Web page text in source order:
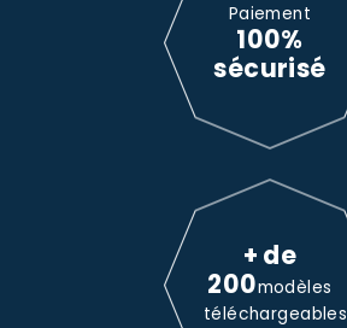
Paiement
100%
sécurisé
+ de
200modèles
téléchargeables